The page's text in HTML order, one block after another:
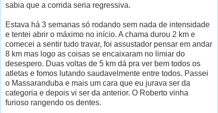
sabia que a corrida seria regressiva.
Estava há 3 semanas só rodando sem nada de intensidade
e tentei abrir o máximo no início. A chama durou 2 km e
comecei a sentir tudo travar, foi assustador pensar em andar
8 km mas logo as coisas se encaixaram no limiar do
desespero. Duas voltas de 5 km dá pra ver bem todos os
atletas e fomos lutando saudavelmente entre todos. Passei
o Massaranduba e mais um cara que eu jurava ser da
categoria e depois vi ser da anterior. O Roberto vinha
furioso rangendo os dentes.